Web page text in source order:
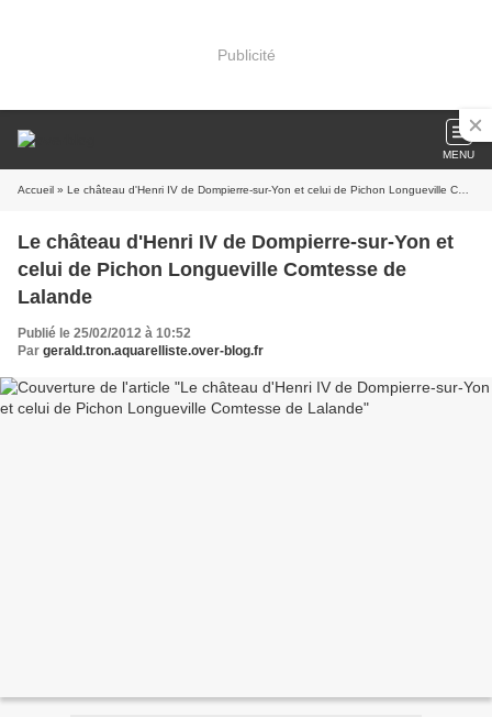
Publicité
MENU
Accueil » Le château d'Henri IV de Dompierre-sur-Yon et celui de Pichon Longueville Comtesse de Lalande
Le château d'Henri IV de Dompierre-sur-Yon et
celui de Pichon Longueville Comtesse de
Lalande
Publié le 25/02/2012 à 10:52
Par gerald.tron.aquarelliste.over-blog.fr